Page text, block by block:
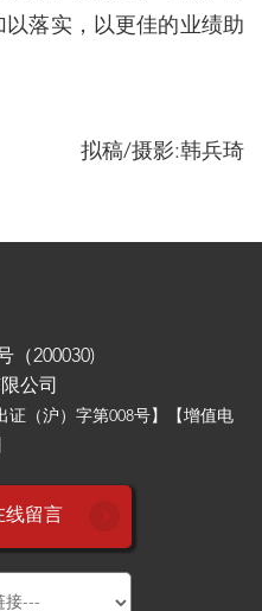
落实，以更佳的业绩助
:韩兵琦
（200030)
公司
证（沪）字第008号】【增值电
线留言